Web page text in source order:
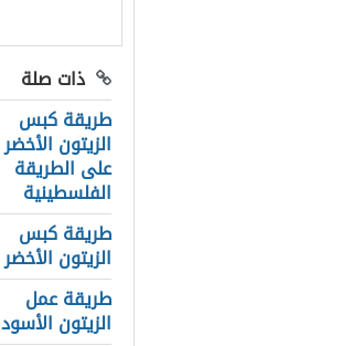
ذات صلة
طريقة كبس
الزيتون الأخضر
على الطريقة
الفلسطينية
طريقة كبس
الزيتون الأخضر
طريقة عمل
الزيتون الأسود